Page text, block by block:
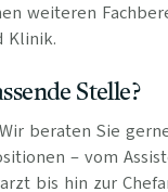
weiteren
Klinik.
Stelle?
beraten Sie
– vom
bis hin zur